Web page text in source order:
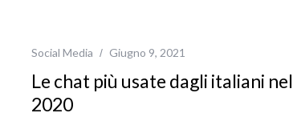
Social Media Giugno 9, 2021
Le chat più usate dagli italiani nel
2020